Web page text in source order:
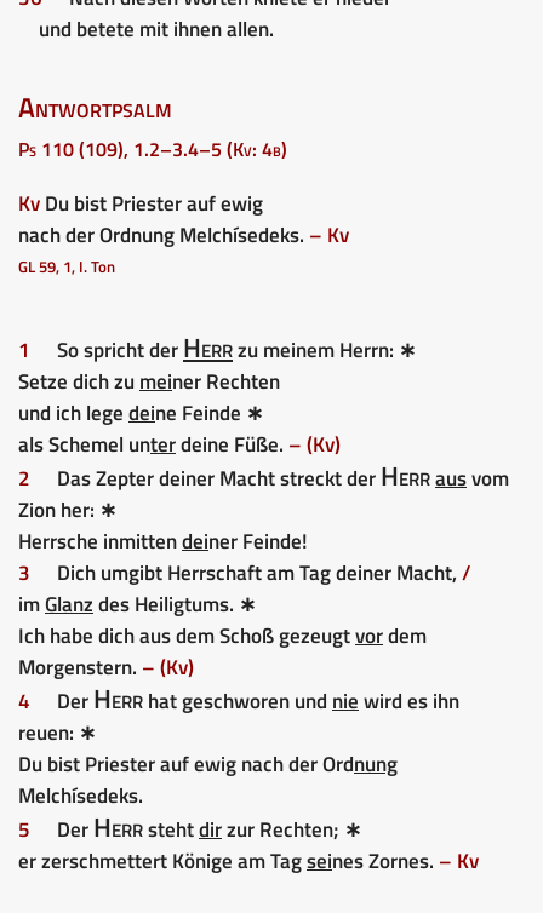
und betete mit ihnen allen.
Antwortpsalm
Ps 110 (109), 1.2–3.4–5 (Kv: 4b)
KvDu bist Priester auf ewig
nach der Ordnung Melchísedeks. – Kv
GL 59, 1, I. Ton
1 So spricht derHerrzu meinem Herrn: ∗
Setze dich zumeiner Rechten
und ich legedeine Feinde ∗
als Schemel unterdeine Füße. – (Kv)
2
Das Zepter deiner Macht streckt derHerrausvom
Zion her: ∗
Herrsche inmittendeiner Feinde!
3
Dich umgibt Herrschaft am Tag deiner Macht,/
imGlanzdes Heiligtums. ∗
Ich habe dich aus dem Schoß gezeugtvordem
Morgenstern. – (Kv)
4
DerHerrhat geschworen und niewird es ihn
reuen: ∗
Du bist Priester auf ewig nach der Ordnung
Melchísedeks.
5
DerHerrstehtdirzur Rechten; ∗
er zerschmettert Könige am Tagseines Zornes. – Kv